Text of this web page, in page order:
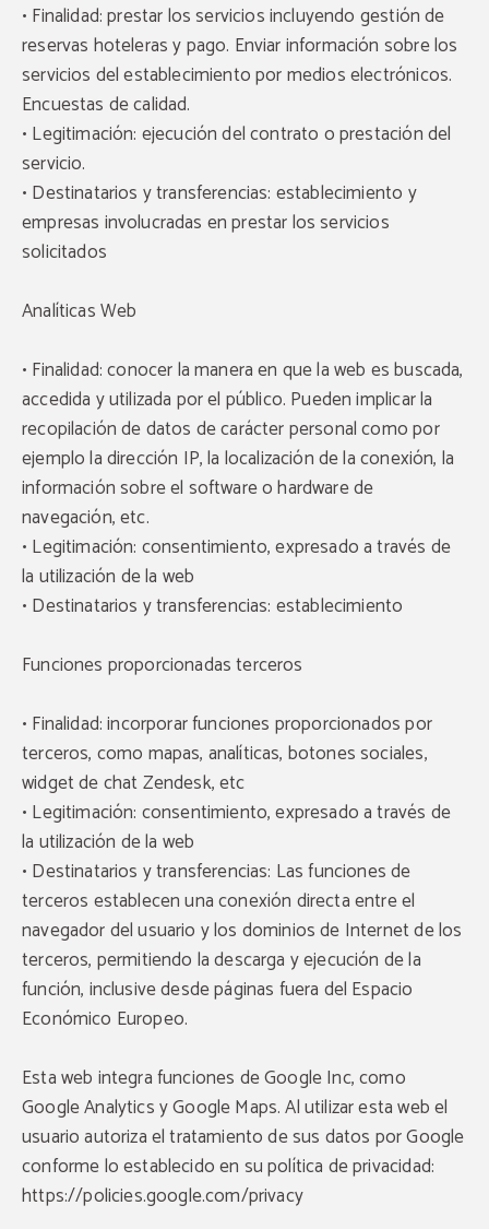
• Finalidad: prestar los servicios incluyendo gestión de
reservas hoteleras y pago. Enviar información sobre los
servicios del establecimiento por medios electrónicos.
Encuestas de calidad.
• Legitimación: ejecución del contrato o prestación del
servicio.
• Destinatarios y transferencias: establecimiento y
empresas involucradas en prestar los servicios
solicitados
Analíticas Web
• Finalidad: conocer la manera en que la web es buscada,
accedida y utilizada por el público. Pueden implicar la
recopilación de datos de carácter personal como por
ejemplo la dirección IP, la localización de la conexión, la
información sobre el software o hardware de
navegación, etc.
• Legitimación: consentimiento, expresado a través de
la utilización de la web
• Destinatarios y transferencias: establecimiento
Funciones proporcionadas terceros
• Finalidad: incorporar funciones proporcionados por
terceros, como mapas, analíticas, botones sociales,
widget de chat Zendesk, etc
• Legitimación: consentimiento, expresado a través de
la utilización de la web
• Destinatarios y transferencias: Las funciones de
terceros establecen una conexión directa entre el
navegador del usuario y los dominios de Internet de los
terceros, permitiendo la descarga y ejecución de la
función, inclusive desde páginas fuera del Espacio
Económico Europeo.
Esta web integra funciones de Google Inc, como
Google Analytics y Google Maps. Al utilizar esta web el
usuario autoriza el tratamiento de sus datos por Google
conforme lo establecido en su política de privacidad:
https://policies.google.com/privacy